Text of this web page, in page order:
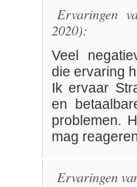
Ervaringen
2020):
Veel
die ervaring
Ik ervaar
en
problemen.
mag
Ervaringen